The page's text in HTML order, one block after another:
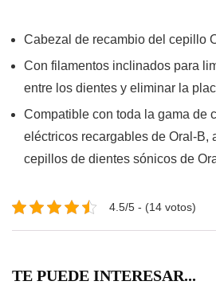
Cabezal de recambio del cepillo
Con filamentos inclinados para
entre los dientes y eliminar la
Compatible con toda la gama de
eléctricos recargables de Oral-B,
cepillos de dientes sónicos de
4.5/5 - (14 votos)
TE PUEDE INTERESAR...